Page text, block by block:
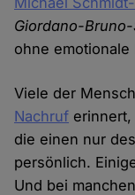
Giordano-
ohne emotionale
Viele der
Nachruf
die einen nur
persönlich.
Und bei